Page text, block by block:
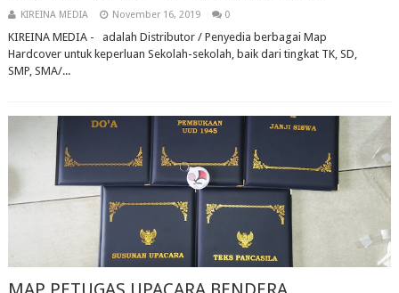
KIREINA MEDIA November 16, 2019 0
KIREINA MEDIA - adalah Distributor / Penyedia berbagai Map
Hardcover untuk keperluan Sekolah-sekolah, baik dari tingkat TK, SD,
SMP, SMA/...